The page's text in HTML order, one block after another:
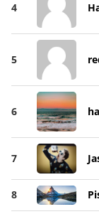
4
5
6
7
8